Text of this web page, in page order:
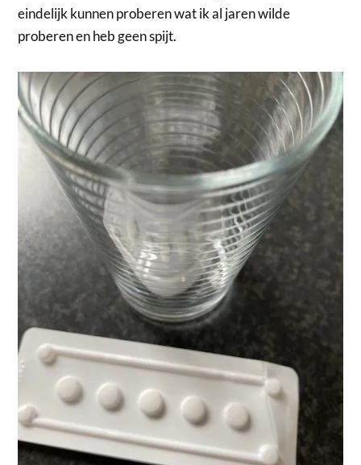
eindelijk kunnen proberen wat ik al jaren wilde
proberen en heb geen spijt.